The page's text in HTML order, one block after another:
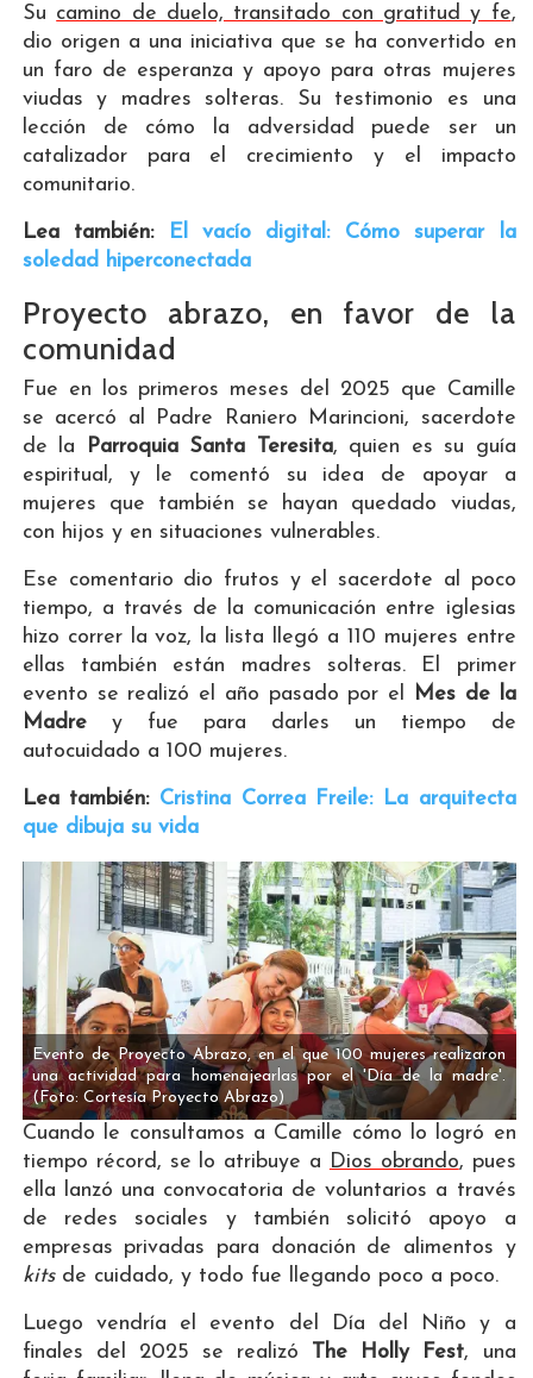
Su camino de duelo, transitado con gratitud y fe,
dio origen a una iniciativa que se ha convertido en
un faro de esperanza y apoyo para otras mujeres
viudas y madres solteras. Su testimonio es una
lección de cómo la adversidad puede ser un
catalizador para el crecimiento y el impacto
comunitario.
Lea también:
El vacío digital: Cómo superar la
soledad hiperconectada
Proyecto abrazo, en favor de la
comunidad
Fue en los primeros meses del 2025 que Camille
se acercó al Padre Raniero Marincioni, sacerdote
de la
Parroquia Santa Teresita, quien es su guía
espiritual, y le comentó su idea de apoyar a
mujeres que también se hayan quedado viudas,
con hijos y en situaciones vulnerables.
Ese comentario dio frutos y el sacerdote al poco
tiempo, a través de la comunicación entre iglesias
hizo correr la voz, la lista llegó a 110 mujeres entre
ellas también están madres solteras. El primer
evento se realizó el año pasado por el
Mes de la
Madrey fue para darles un tiempo de
autocuidado a 100 mujeres.
Lea también: Cristina Correa Freile: La arquitecta
que dibuja su vida
Evento de Proyecto Abrazo, en el que 100 mujeres realizaron
una actividad para homenajearlas por el 'Día de la madre'.
(Foto: Cortesía Proyecto Abrazo)
Cuando le consultamos a Camille cómo lo logró en
tiempo récord, se lo atribuye a Dios obrando, pues
ella lanzó una convocatoria de voluntarios a través
de redes sociales y también solicitó apoyo a
empresas privadas para donación de alimentos y
kitsde cuidado, y todo fue llegando poco a poco.
Luego vendría el evento del Día del Niño y a
finales del 2025 se realizó The Holly Fest, una